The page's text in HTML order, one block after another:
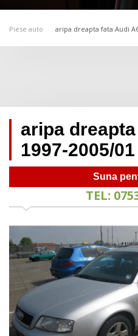
Piese auto aripa dreapta fata Audi
aripa
1997-2005/01
Suna
TEL: